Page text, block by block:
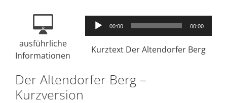
Audio-
Player
00:00 00:00
ausführliche
Informationen
Kurztext Der Altendorfer Berg
Der Altendorfer Berg –
Kurzversion